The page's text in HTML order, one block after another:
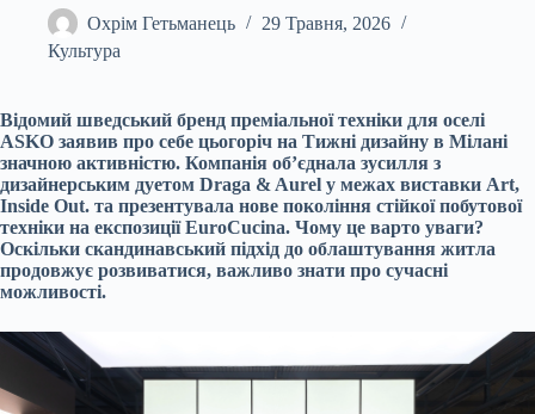
Охрім Гетьманець
29 Травня, 2026
Культура
Відомий шведський бренд преміальної техніки для оселі
ASKO заявив про себе цьогоріч на Тижні дизайну в Мілані
значною активністю. Компанія об’єднала зусилля з
дизайнерським дуетом Draga & Aurel у межах виставки Art,
Inside Out. та презентувала нове покоління стійкої побутової
техніки на експозиції EuroCucina. Чому це варто уваги?
Оскільки скандинавський підхід до облаштування житла
продовжує розвиватися, важливо знати про сучасні
можливості.